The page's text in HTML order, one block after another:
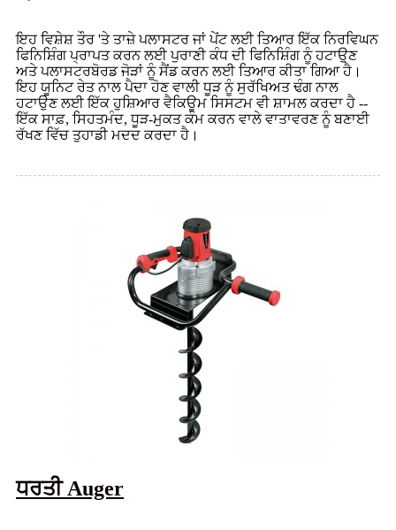
ਇਹ ਵਿਸ਼ੇਸ਼ ਤੌਰ 'ਤੇ ਤਾਜ਼ੇ ਪਲਾਸਟਰ ਜਾਂ ਪੇਂਟ ਲਈ ਤਿਆਰ ਇੱਕ ਨਿਰਵਿਘਨ
ਫਿਨਿਸ਼ਿੰਗ ਪ੍ਰਾਪਤ ਕਰਨ ਲਈ ਪੁਰਾਣੀ ਕੰਧ ਦੀ ਫਿਨਿਸ਼ਿੰਗ ਨੂੰ ਹਟਾਉਣ
ਅਤੇ ਪਲਾਸਟਰਬੋਰਡ ਜੋੜਾਂ ਨੂੰ ਸੈਂਡ ਕਰਨ ਲਈ ਤਿਆਰ ਕੀਤਾ ਗਿਆ ਹੈ।
ਇਹ ਯੂਨਿਟ ਰੇਤ ਨਾਲ ਪੈਦਾ ਹੋਣ ਵਾਲੀ ਧੂੜ ਨੂੰ ਸੁਰੱਖਿਅਤ ਢੰਗ ਨਾਲ
ਹਟਾਉਣ ਲਈ ਇੱਕ ਹੁਸ਼ਿਆਰ ਵੈਕਿਊਮ ਸਿਸਟਮ ਵੀ ਸ਼ਾਮਲ ਕਰਦਾ ਹੈ --
ਇੱਕ ਸਾਫ਼, ਸਿਹਤਮੰਦ, ਧੂੜ-ਮੁਕਤ ਕੰਮ ਕਰਨ ਵਾਲੇ ਵਾਤਾਵਰਣ ਨੂੰ ਬਣਾਈ
ਰੱਖਣ ਵਿੱਚ ਤੁਹਾਡੀ ਮਦਦ ਕਰਦਾ ਹੈ।
ਧਰਤੀ Auger